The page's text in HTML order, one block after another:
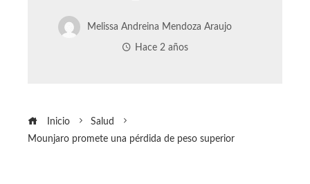
Melissa Andreina Mendoza Araujo
Hace 2 años
Inicio
Salud
Mounjaro promete una pérdida de peso superior